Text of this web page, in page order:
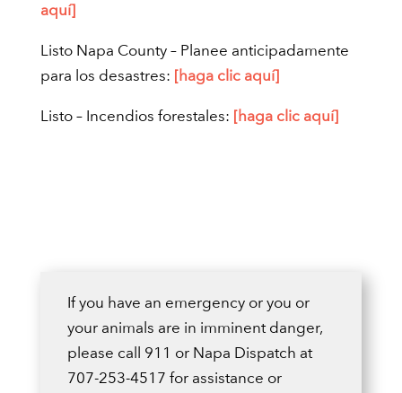
aquí]
Listo Napa County – Planee anticipadamente
para los desastres: [haga clic aquí]
Listo – Incendios forestales: [haga clic aquí]
If you have an emergency or you or
your animals are in imminent danger,
please call 911 or Napa Dispatch at
707-253-4517 for assistance or